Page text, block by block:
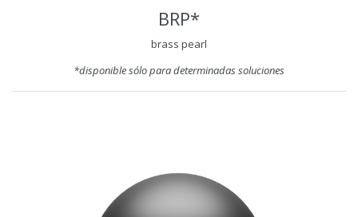
BRP*
brass pearl
*disponible sólo para determinadas soluciones